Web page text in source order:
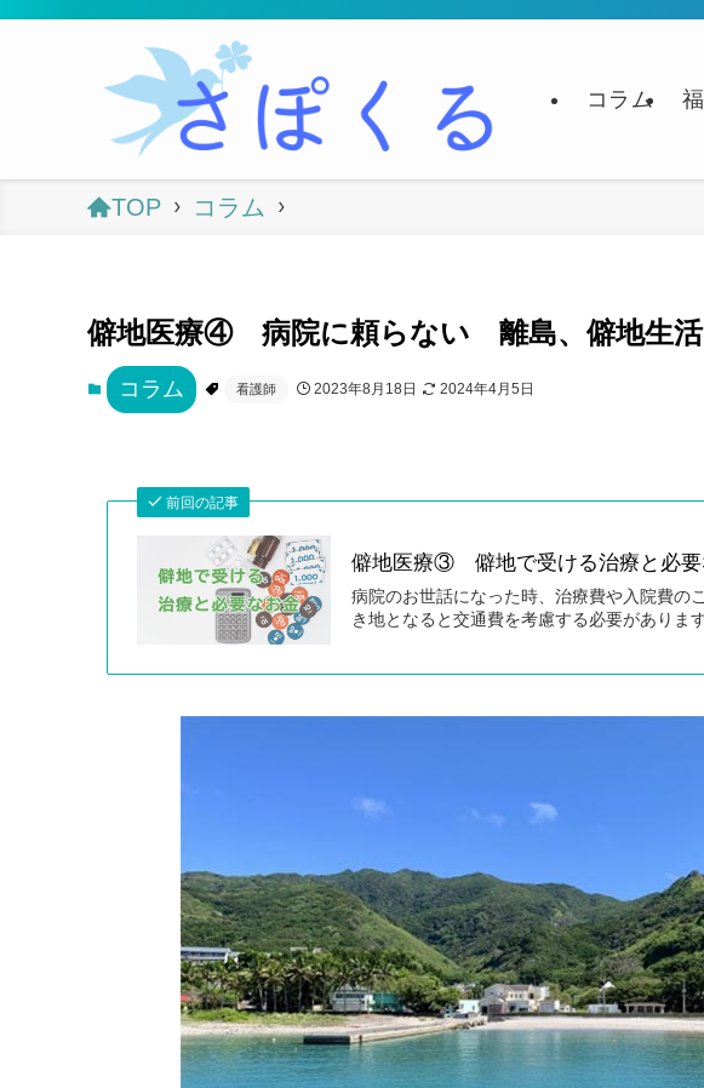
コラム
TOP コラム
僻地医療④ 病院に頼らない 離島、僻地生活
コラム 看護師 2023年8月18日 2024年4月5日
前回の記事
僻地医療③ 僻地で受ける治療と必要
病院のお世話になった時、治療費や入院費の
き地となると交通費を考慮する必要がありま